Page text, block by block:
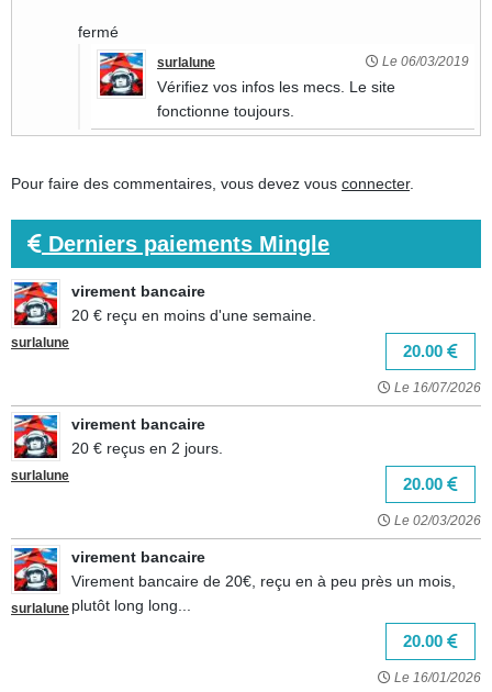
fermé
surlalune Le 06/03/2019
Vérifiez vos infos les mecs. Le site
fonctionne toujours.
Pour faire des commentaires, vous devez vous connecter.
Derniers paiements Mingle
surlalune
virement bancaire
20 € reçu en moins d'une semaine.
20.00
Le 16/07/2026
surlalune
virement bancaire
20 € reçus en 2 jours.
20.00
Le 02/03/2026
surlalune
virement bancaire
Virement bancaire de 20€, reçu en à peu près un mois,
plutôt long long...
20.00
Le 16/01/2026